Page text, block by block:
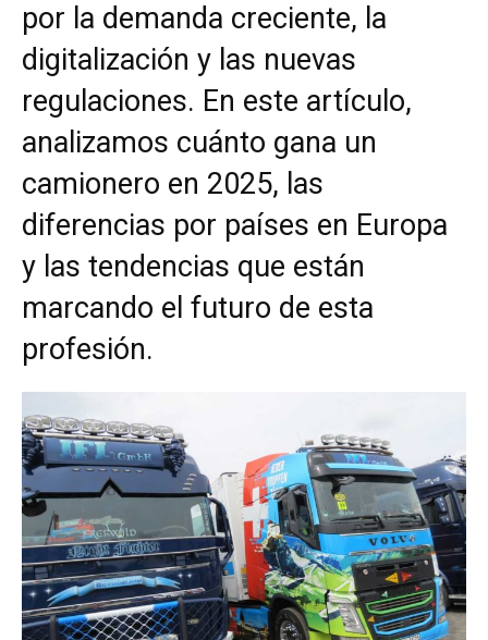
por la demanda creciente, la
digitalización y las nuevas
regulaciones. En este artículo,
analizamos cuánto gana un
camionero en 2025, las
diferencias por países en Europa
y las tendencias que están
marcando el futuro de esta
profesión.